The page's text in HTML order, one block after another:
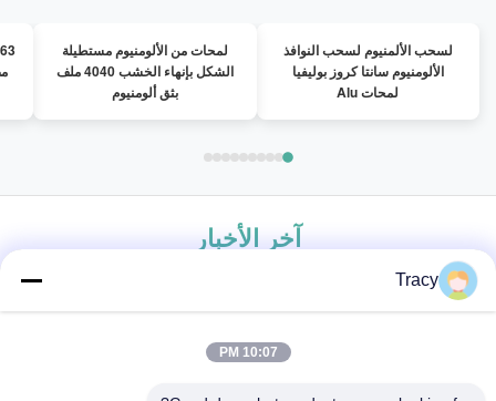
لسحب الألمنيوم لسحب النوافذ
الألومنيوم سانتا كروز بوليفيا
لمحات Alu
لمحات من الألومنيوم مستطيلة
الشكل بإنهاء الخشب 4040 ملف
بثق ألومنيوم
آخر الأخبار
Tracy
10:07 PM